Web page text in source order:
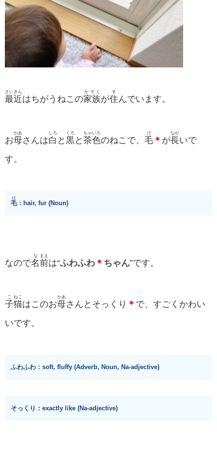
最近
さいきん
はちがうねこの家族
かぞく
が住
す
んでいます。
お母
かあ
さんは白
しろ
と 黒
くろ
と 茶色
ちゃいろ
のねこで、 毛
け
＊ が長
なが
いで
す。
毛
け
：hair, fur (Noun)
なので名
な
前
まえ
は“ふわふわ ＊ ちゃん”です。
子
こ
猫
ねこ
はこのお母
かあ
さんとそっくり ＊ で、すごくかわい
いです。
ふわふわ：soft, fluffy (Adverb, Noun, Na-adjective)
そっくり：exactly like (Na-adjective)